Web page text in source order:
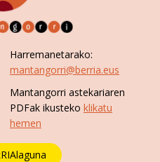
Harremanetarako:
mantangorri@berria.eus
Mantangorri astekariaren
PDFak ikusteko klikatu
hemen